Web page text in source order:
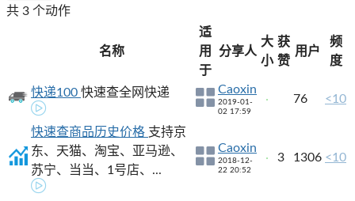
共 3 个动作
名称
适
用
于
分享人
大
小
获
赞
用户
频
度
快递100 快速查全网快递 Caoxin
2019-01-
02 17:59
76 <10
快速查商品历史价格 支持京
东、天猫、淘宝、亚马逊、
苏宁、当当、1号店、...
Caoxin
2018-12-
22 20:52
3 1306 <10